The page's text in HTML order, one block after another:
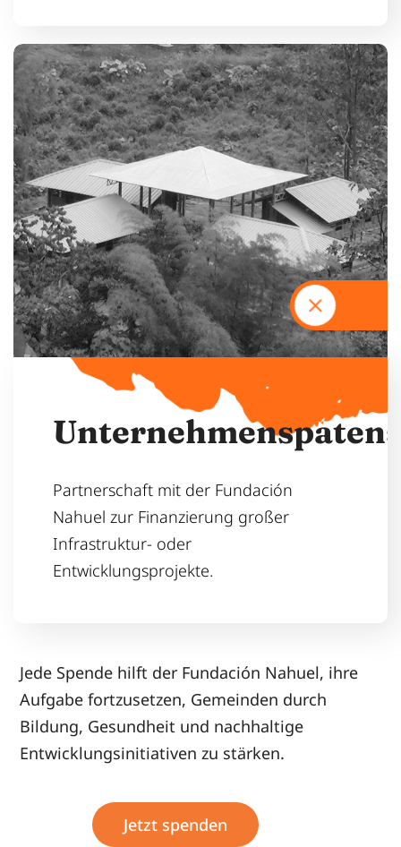
Unternehmenspatens
Partnerschaft mit der Fundación
Nahuel zur Finanzierung großer
Infrastruktur- oder
Entwicklungsprojekte.
Jede Spende hilft der Fundación Nahuel, ihre
Aufgabe fortzusetzen, Gemeinden durch
Bildung, Gesundheit und nachhaltige
Entwicklungsinitiativen zu stärken.
Jetzt spenden